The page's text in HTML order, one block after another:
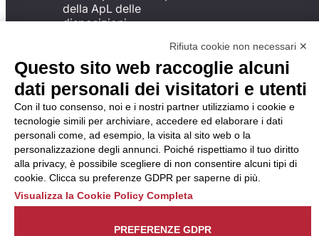
della ApL delle
disposizioni
possibile presentare un
reclamo
all’Organismo di
Monitoraggio utilizzando
una delle modalità
descritte al seguente
indirizzo web
https://odm-
agenzielavoro.it/reclami/.
Rifiuta cookie non necessari ✕
Questo sito web raccoglie alcuni
dati personali dei visitatori e utenti
Con il tuo consenso, noi e i nostri partner utilizziamo i cookie e
tecnologie simili per archiviare, accedere ed elaborare i dati
personali come, ad esempio, la visita al sito web o la
personalizzazione degli annunci. Poiché rispettiamo il tuo diritto
alla privacy, è possibile scegliere di non consentire alcuni tipi di
cookie. Clicca su preferenze GDPR per saperne di più.
Visualizza la Cookie Policy Completa
PREFERENZE GDPR